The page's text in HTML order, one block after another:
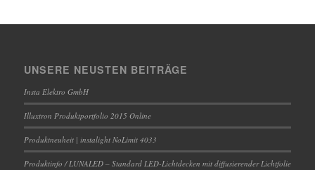
UNSERE NEUSTEN BEITRÄGE
Insta Elektro GmbH
Illuxtron Produktportfolio 2015 Online
Produktneuheit | instalight NoLimit 4033
Produktinfo / LUNALED – Standard LED-Lichtdecken mit diffusierender Lichtfolie